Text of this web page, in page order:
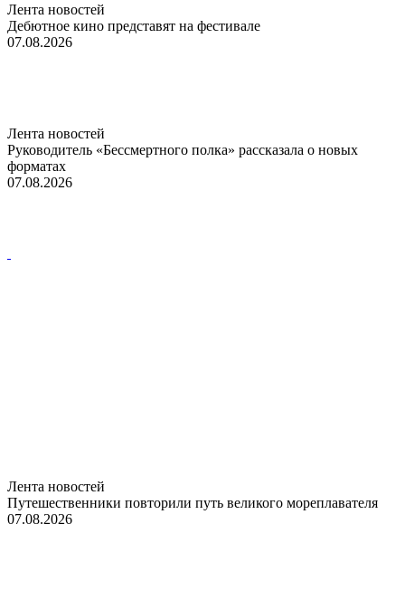
Лента новостей
Дебютное кино представят на фестивале
07.08.2026
Лента новостей
Руководитель «Бессмертного полка» рассказала о новых
форматах
07.08.2026
Лента новостей
Путешественники повторили путь великого мореплавателя
07.08.2026